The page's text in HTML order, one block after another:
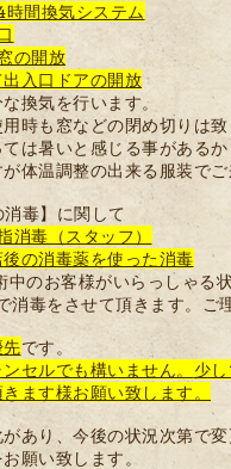
時間換気システム
の開放
出入口ドアの開放
換気を行います。
用時も窓などの閉め切りは致
暑いと感じる事があるか
調整の出来る服装でご
毒】に関して
消毒（スタッフ）
の消毒薬を使った消毒
のお客様がいらっしゃる
毒をさせて頂きます。ご
です。
セルでも構いません。 少
ます様お願い致します。
あり、今後の状況次第で
願い致します。